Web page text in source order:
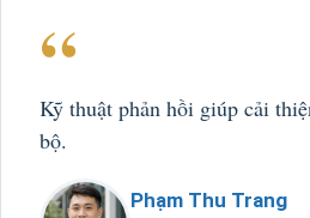
“
Kỹ thuật phản hồi giúp cải
bộ.
Phạm Thu Trang